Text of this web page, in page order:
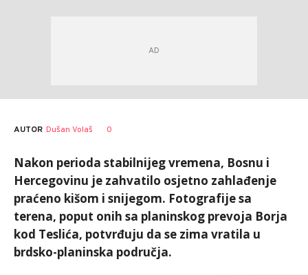
AUTOR Dušan Volaš 0
Nakon perioda stabilnijeg vremena, Bosnu i
Hercegovinu je zahvatilo osjetno zahlađenje
praćeno kišom i snijegom. Fotografije sa
terena, poput onih sa planinskog prevoja Borja
kod Teslića, potvrđuju da se zima vratila u
brdsko-planinska područja.